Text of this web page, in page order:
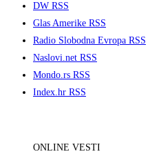
DW RSS
Glas Amerike RSS
Radio Slobodna Evropa RSS
Naslovi.net RSS
Mondo.rs RSS
Index.hr RSS
ONLINE VESTI